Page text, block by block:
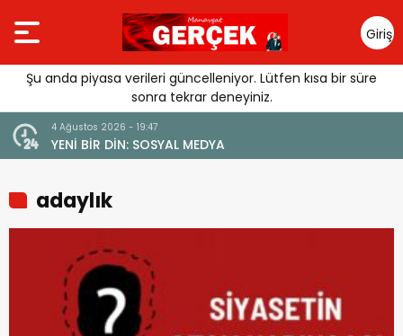
Giriş
Yap
Şu anda piyasa verileri güncelleniyor. Lütfen kısa bir süre
sonra tekrar deneyiniz.
4 Ağustos 2026 - 19:47
YENİ BİR DİN: SOSYAL MEDYA
adaylık